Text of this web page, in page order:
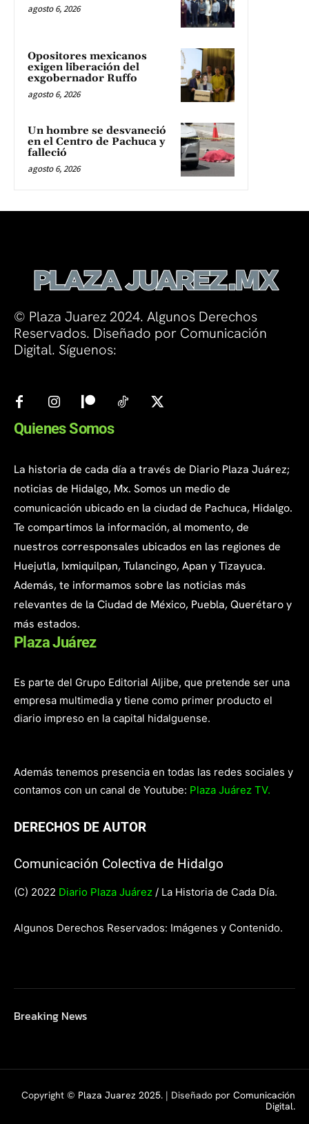
agosto 6, 2026
Opositores mexicanos
exigen liberación del
exgobernador Ruffo
agosto 6, 2026
Un hombre se desvaneció
en el Centro de Pachuca y
falleció
agosto 6, 2026
© Plaza Juarez 2024. Algunos Derechos
Reservados. Diseñado por Comunicación
Digital. Síguenos:
Quienes Somos
La historia de cada día a través de Diario Plaza Juárez;
noticias de Hidalgo, Mx. Somos un medio de
comunicación ubicado en la ciudad de Pachuca, Hidalgo.
Te compartimos la información, al momento, de
nuestros corresponsales ubicados en las regiones de
Huejutla, Ixmiquilpan, Tulancingo, Apan y Tizayuca.
Además, te informamos sobre las noticias más
relevantes de la Ciudad de México, Puebla, Querétaro y
más estados.
Plaza Juárez
Es parte del Grupo Editorial Aljibe, que pretende ser una
empresa multimedia y tiene como primer producto el
diario impreso en la capital hidalguense.
Además tenemos presencia en todas las redes sociales y
contamos con un canal de Youtube: Plaza Juárez TV.
DERECHOS DE AUTOR
Comunicación Colectiva de Hidalgo
(C) 2022 Diario Plaza Juárez / La Historia de Cada Día.
Algunos Derechos Reservados: Imágenes y Contenido.
Breaking News
Copyright © Plaza Juarez 2025. | Diseñado por Comunicación
Digital.